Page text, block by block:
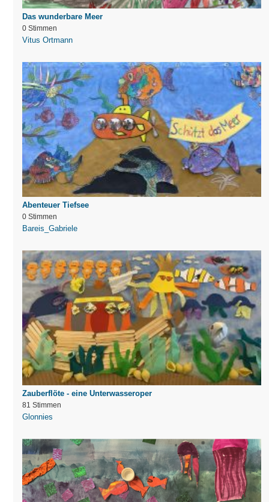
Das wunderbare Meer
0 Stimmen
Vitus Ortmann
Abenteuer Tiefsee
0 Stimmen
Bareis_Gabriele
Zauberflöte - eine Unterwasseroper
81 Stimmen
Glonnies